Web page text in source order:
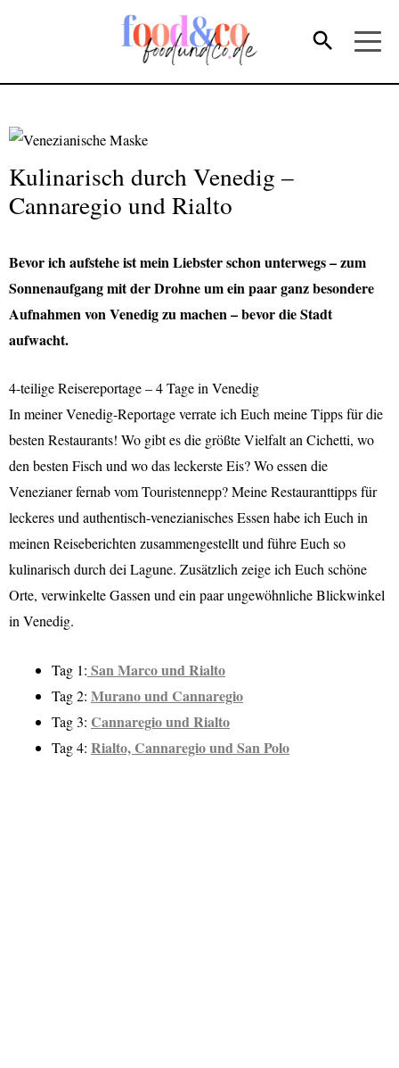
Kulinarisch durch Venedig –
Cannaregio und Rialto
Bevor ich aufstehe ist mein Liebster schon unterwegs – zum
Sonnenaufgang mit der Drohne um ein paar ganz besondere
Aufnahmen von Venedig zu machen – bevor die Stadt
aufwacht.
4-teilige Reisereportage – 4 Tage in Venedig
In meiner Venedig-Reportage verrate ich Euch meine Tipps für die
besten Restaurants! Wo gibt es die größte Vielfalt an Cichetti, wo
den besten Fisch und wo das leckerste Eis? Wo essen die
Venezianer fernab vom Touristennepp? Meine Restauranttipps für
leckeres und authentisch-venezianisches Essen habe ich Euch in
meinen Reiseberichten zusammengestellt und führe Euch so
kulinarisch durch dei Lagune. Zusätzlich zeige ich Euch schöne
Orte, verwinkelte Gassen und ein paar ungewöhnliche Blickwinkel
in Venedig.
Tag 1: San Marco und Rialto
Tag 2: Murano und Cannaregio
Tag 3: Cannaregio und Rialto
Tag 4: Rialto, Cannaregio und San Polo